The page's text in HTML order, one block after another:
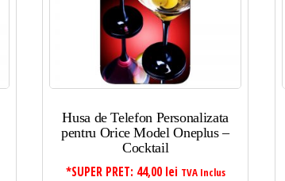
Husa de Telefon Personalizata
pentru Orice Model Oneplus –
Cocktail
*SUPER PRET: 44,00 lei TVA Inclus